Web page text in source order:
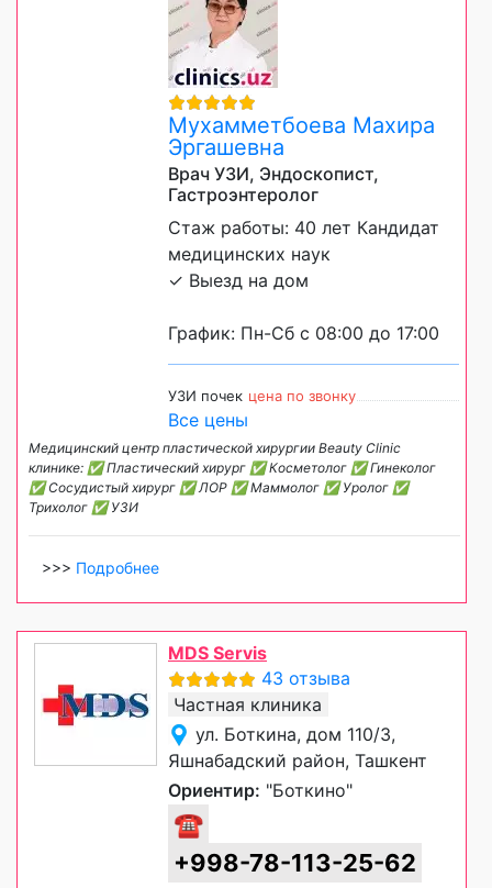
Мухамметбоева Махира
Эргашевна
Врач УЗИ, Эндоскопист,
Гастроэнтеролог
Стаж работы: 40 лет Кандидат
медицинских наук
✓ Выезд на дом
График: Пн-Сб с 08:00 до 17:00
УЗИ почек цена по звонку
Все цены
Медицинский центр пластической хирургии Beauty Clinic
клинике: ✅ Пластический хирург ✅ Косметолог ✅ Гинеколог
✅ Сосудистый хирург ✅ ЛОР ✅ Маммолог ✅ Уролог ✅
Трихолог ✅ УЗИ
>>> Подробнее
MDS Servis
43 отзыва
Частная клиника
ул. Боткина, дом 110/3,
Яшнабадский район, Ташкент
Ориентир: "Боткино"
☎
+998-78-113-25-62